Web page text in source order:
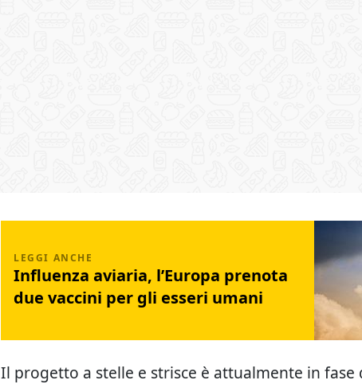
Influenza aviaria, l’Europa prenota
due vaccini per gli esseri umani
Il progetto a stelle e strisce è attualmente in fase